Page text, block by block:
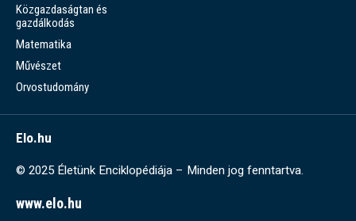
Közgazdaságtan és
gazdálkodás
Matematika
Művészet
Orvostudomány
Elo.hu
© 2025 Életünk Enciklopédiája – Minden jog fenntartva.
www.elo.hu